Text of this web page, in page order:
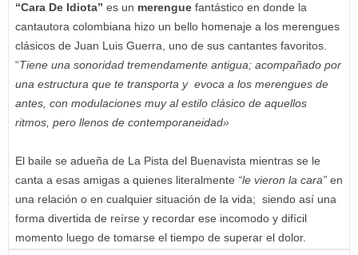
“Cara De Idiota” es un merengue fantástico en donde la
cantautora colombiana hizo un bello homenaje a los merengues
clásicos de Juan Luis Guerra, uno de sus cantantes favoritos.
“Tiene una sonoridad tremendamente antigua; acompañado por
una estructura que te transporta y evoca a los merengues de
antes, con modulaciones muy al estilo clásico de aquellos
ritmos, pero llenos de contemporaneidad»
El baile se adueña de La Pista del Buenavista mientras se le
canta a esas amigas a quienes literalmente “le vieron la cara” en
una relación o en cualquier situación de la vida; siendo así una
forma divertida de reírse y recordar ese incomodo y difícil
momento luego de tomarse el tiempo de superar el dolor.